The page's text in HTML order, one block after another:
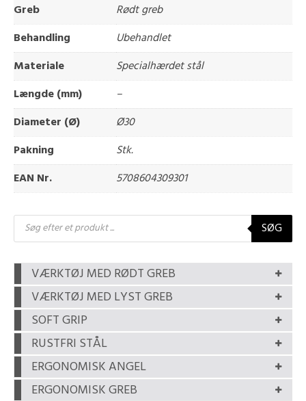
Greb
Rødt greb
Behandling
Ubehandlet
Materiale
Specialhærdet stål
Længde (mm)
–
Diameter (Ø)
Ø30
Pakning
Stk.
EAN Nr.
5708604309301
Products
search SØG
VÆRKTØJ MED RØDT GREB
VÆRKTØJ MED LYST GREB
SOFT GRIP
RUSTFRI STÅL
ERGONOMISK ANGEL
ERGONOMISK GREB